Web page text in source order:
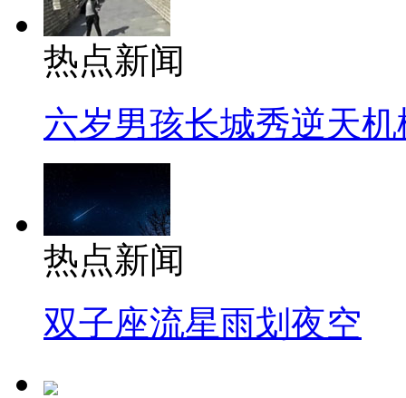
热点新闻
六岁男孩长城秀逆天机
热点新闻
双子座流星雨划夜空